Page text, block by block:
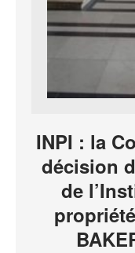
INPI : la
décision
de